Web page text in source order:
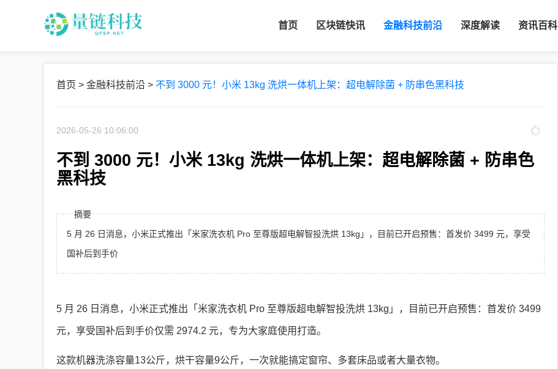
首页 区块链快讯 金融科技前沿 深度解读 资讯百科
首页 > 金融科技前沿 > 不到 3000 元！小米 13kg 洗烘一体机上架：超电解除菌 + 防串色黑科技
2026-05-26 10:06:00
不到 3000 元！小米 13kg 洗烘一体机上架：超电解除菌 + 防串色
黑科技
摘要
5 月 26 日消息，小米正式推出「米家洗衣机 Pro 至尊版超电解智投洗烘 13kg」，目前已开启预售：首发价 3499 元，享受
国补后到手价
5 月 26 日消息，小米正式推出「米家洗衣机 Pro 至尊版超电解智投洗烘 13kg」，目前已开启预售：首发价 3499
元，享受国补后到手价仅需 2974.2 元，专为大家庭使用打造。
这款机器洗涤容量13公斤，烘干容量9公斤，一次就能搞定窗帘、多套床品或者大量衣物。